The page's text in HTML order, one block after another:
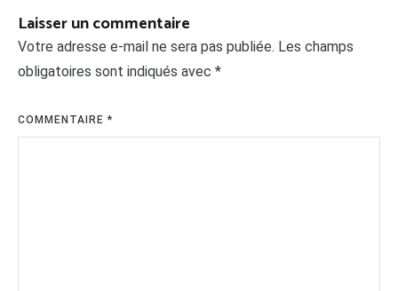
Laisser un commentaire
Votre adresse e-mail ne sera pas publiée. Les champs
obligatoires sont indiqués avec *
COMMENTAIRE*